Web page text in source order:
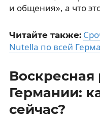
и общения», а что
Читайте также:
Nutella по всей
Воскресная
Германии:
сейчас?